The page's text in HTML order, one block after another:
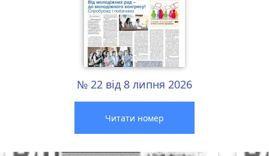
№ 22 від 8 липня 2026
Читати номер